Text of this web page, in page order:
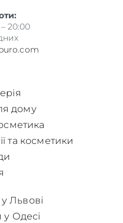
20:00
дому
та косметики
Львові
Одесі